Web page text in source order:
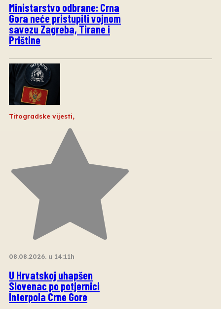
Ministarstvo odbrane: Crna
Gora neće pristupiti vojnom
savezu Zagreba, Tirane i
Prištine
Titogradske vijesti,
08.08.2026. u 14:11h
U Hrvatskoj uhapšen
Slovenac po potjernici
Interpola Crne Gore